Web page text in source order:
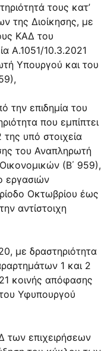
τους κατ’
της Διοίκησης, με
ΚΑΔ του
Α.1051/10.3.2021
Υπουργού και του
την επιδημία του
που εμπίπτει
υπό στοιχεία
του Αναπληρωτή
(Β΄ 959),
εργασιών
Οκτωβρίου έως
αντίστοιχη
με δραστηριότητα
1 και 2
κοινής απόφασης
Υφυπουργού
των επιχειρήσεων